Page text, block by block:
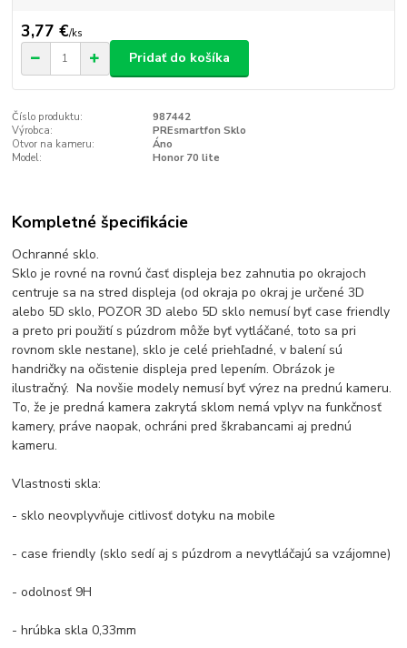
3,77 €/ks
Pridať do košíka
Číslo produktu:
987442
Výrobca:
PREsmartfon Sklo
Otvor na kameru:
Áno
Model:
Honor 70 lite
Kompletné špecifikácie
Ochranné sklo.
Sklo je rovné na rovnú časť displeja bez zahnutia po okrajoch
centruje sa na stred displeja (od okraja po okraj je určené 3D
alebo 5D sklo, POZOR 3D alebo 5D sklo nemusí byť case friendly
a preto pri použití s púzdrom môže byť vytláčané, toto sa pri
rovnom skle nestane), sklo je celé priehľadné, v balení sú
handričky na očistenie displeja pred lepením. Obrázok je
ilustračný. Na novšie modely nemusí byť výrez na prednú kameru.
To, že je predná kamera zakrytá sklom nemá vplyv na funkčnosť
kamery, práve naopak, ochráni pred škrabancami aj prednú
kameru.
Vlastnosti skla:
- sklo neovplyvňuje citlivosť dotyku na mobile
- case friendly (sklo sedí aj s púzdrom a nevytláčajú sa vzájomne)
- odolnosť 9H
- hrúbka skla 0,33mm